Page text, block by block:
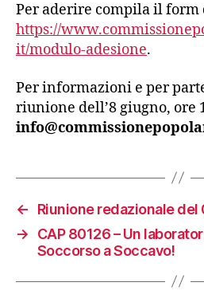
Per aderire compila il form
https://
it/modulo-adesione.
Per informazioni e per
riunione dell’8 giugno, ore
←
Riunione redazionale del
→
CAP 80126 – Un
Soccorso a Soccavo!